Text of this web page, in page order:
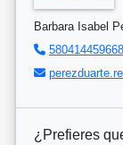
Barbara Isabel
¿Prefieres